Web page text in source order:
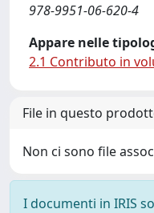
978-9951-06-620-4
Appare nelle
2.1 Contributo in
File in questo
Non ci sono file
I documenti in IRIS